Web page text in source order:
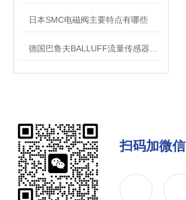
日本SMC电磁阀主要特点有哪些
扫码加微信